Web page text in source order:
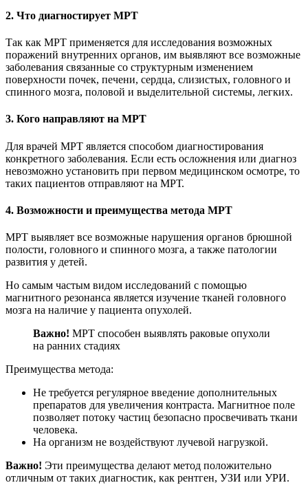
2. Что диагностирует МРТ
Так как МРТ применяется для исследования возможных
поражений внутренних органов, им выявляют все возможные
заболевания связанные со структурным изменением
поверхности почек, печени, сердца, слизистых, головного и
спинного мозга, половой и выделительной системы, легких.
3. Кого направляют на МРТ
Для врачей МРТ является способом диагностирования
конкретного заболевания. Если есть осложнения или диагноз
невозможно установить при первом медицинском осмотре, то
таких пациентов отправляют на МРТ.
4. Возможности и преимущества метода МРТ
МРТ выявляет все возможные нарушения органов брюшной
полости, головного и спинного мозга, а также патологии
развития у детей.
Но самым частым видом исследований с помощью
магнитного резонанса является изучение тканей головного
мозга на наличие у пациента опухолей.
Важно! МРТ способен выявлять раковые опухоли
на ранних стадиях
Преимущества метода:
Не требуется регулярное введение дополнительных
препаратов для увеличения контраста. Магнитное поле
позволяет потоку частиц безопасно просвечивать ткани
человека.
На организм не воздействуют лучевой нагрузкой.
Важно! Эти преимущества делают метод положительно
отличным от таких диагностик, как рентген, УЗИ или УРИ.